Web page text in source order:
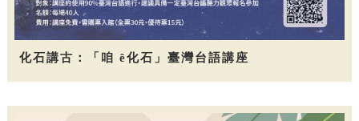
化石講古：「咱 ê化石」臺灣台語講座